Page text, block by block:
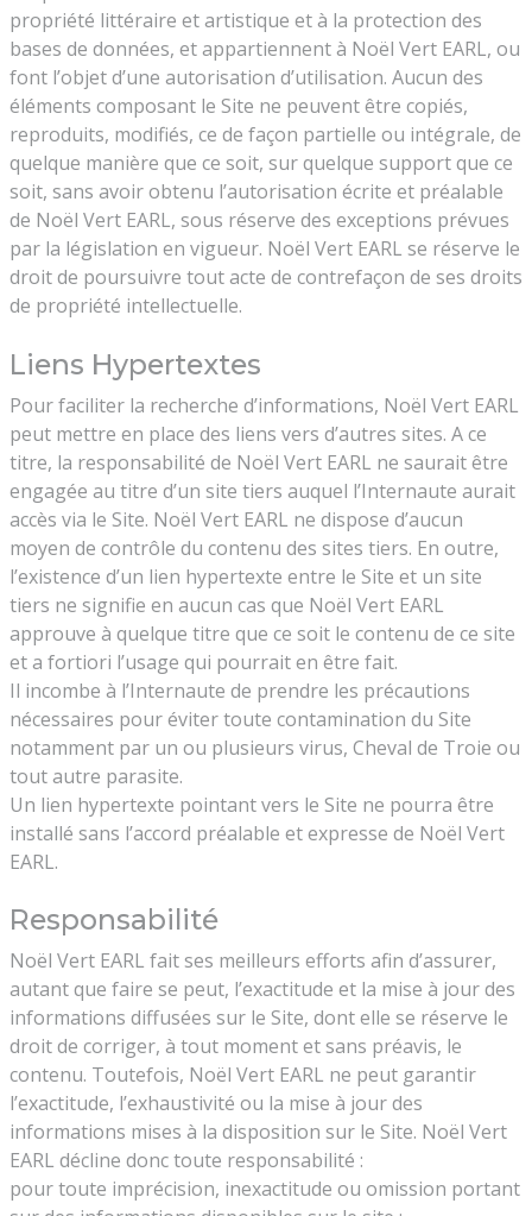
propriété littéraire et artistique et à la protection des
bases de données, et appartiennent à Noël Vert EARL, ou
font l’objet d’une autorisation d’utilisation. Aucun des
éléments composant le Site ne peuvent être copiés,
reproduits, modifiés, ce de façon partielle ou intégrale, de
quelque manière que ce soit, sur quelque support que ce
soit, sans avoir obtenu l’autorisation écrite et préalable
de Noël Vert EARL, sous réserve des exceptions prévues
par la législation en vigueur. Noël Vert EARL se réserve le
droit de poursuivre tout acte de contrefaçon de ses droits
de propriété intellectuelle.
Liens Hypertextes
Pour faciliter la recherche d’informations, Noël Vert EARL
peut mettre en place des liens vers d’autres sites. A ce
titre, la responsabilité de Noël Vert EARL ne saurait être
engagée au titre d’un site tiers auquel l’Internaute aurait
accès via le Site. Noël Vert EARL ne dispose d’aucun
moyen de contrôle du contenu des sites tiers. En outre,
l’existence d’un lien hypertexte entre le Site et un site
tiers ne signifie en aucun cas que Noël Vert EARL
approuve à quelque titre que ce soit le contenu de ce site
et a fortiori l’usage qui pourrait en être fait.
Il incombe à l’Internaute de prendre les précautions
nécessaires pour éviter toute contamination du Site
notamment par un ou plusieurs virus, Cheval de Troie ou
tout autre parasite.
Un lien hypertexte pointant vers le Site ne pourra être
installé sans l’accord préalable et expresse de Noël Vert
EARL.
Responsabilité
Noël Vert EARL fait ses meilleurs efforts afin d’assurer,
autant que faire se peut, l’exactitude et la mise à jour des
informations diffusées sur le Site, dont elle se réserve le
droit de corriger, à tout moment et sans préavis, le
contenu. Toutefois, Noël Vert EARL ne peut garantir
l’exactitude, l’exhaustivité ou la mise à jour des
informations mises à la disposition sur le Site. Noël Vert
EARL décline donc toute responsabilité :
pour toute imprécision, inexactitude ou omission portant